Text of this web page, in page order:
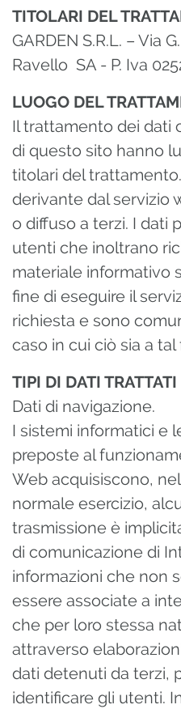
TITOLARI DEL
GARDEN S.R.L. – Via
Ravello SA - P. Iva
LUOGO DEL
Il trattamento dei dati
di questo sito hanno
titolari del
derivante dal servizio
o diffuso a terzi. I dati
utenti che inoltrano
materiale informativo
fine di eseguire il
richiesta e sono
caso in cui ciò sia a
TIPI DI DATI TRATTATI
Dati di navigazione.
I sistemi informatici e
preposte al
Web acquisiscono,
normale esercizio,
trasmissione è
di comunicazione di
informazioni che non
essere associate a
che per loro stessa
attraverso
dati detenuti da terzi,
identificare gli utenti.